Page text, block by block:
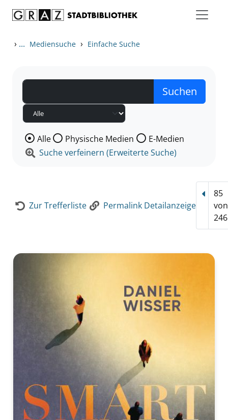
› ... Mediensuche › Einfache Suche
Wählen Sie die Medienart nach der Sie suchen wollen.
Alle Physische Medien
E-Medien
Suche verfeinern (Erweiterte Suche)
Zur Trefferliste Permalink Detailanzeige
85
von
246